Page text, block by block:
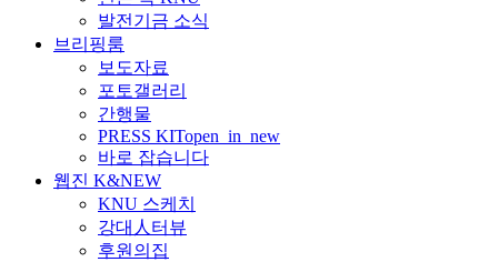
발전기금 소식
브리핑룸
보도자료
포토갤러리
간행물
PRESS KITopen_in_new
바로 잡습니다
웹진 K&NEW
KNU 스케치
강대人터뷰
후원의집